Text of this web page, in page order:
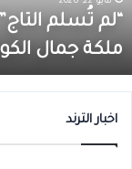
على
جمال
الكون
“لم تُسلم
ملكة جمال
اخبار الترند